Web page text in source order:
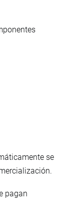
se
pagan